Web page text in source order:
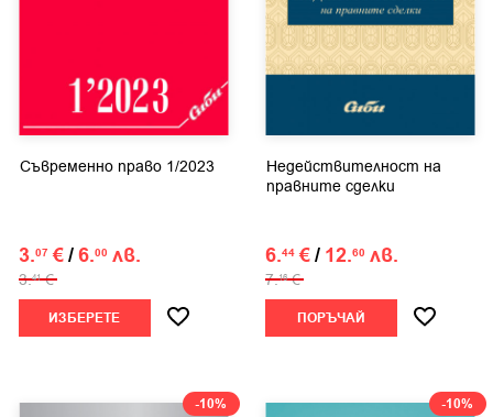
Съвременно право 1/2023
3.07 €/6.00 лв.
3.41 €
ИЗБЕРЕТЕ
Недействителност на
правните сделки
6.44 €/ 12.60 лв.
7.16 €
ПОРЪЧАЙ
-10% -10%